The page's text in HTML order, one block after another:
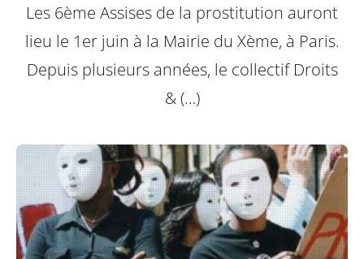
Les 6ème Assises de la prostitution auront
lieu le 1er juin à la Mairie du Xème, à Paris.
Depuis plusieurs années, le collectif Droits
& (…)